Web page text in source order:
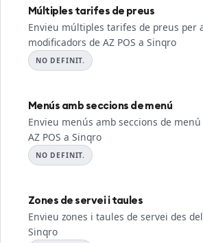
Múltiples tarifes de preus
Envieu múltiples tarifes de preus per
modificadors de AZ POS a Sinqro
NO DEFINIT.
Menús amb seccions de menú
Envieu menús amb seccions de
AZ POS a Sinqro
NO DEFINIT.
Zones de servei i taules
Envieu zones i taules de servei des
Sinqro